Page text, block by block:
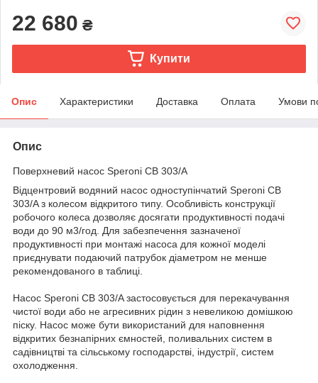
22 680 ₴
Купити
Опис Характеристики Доставка Оплата Умови
Опис
Поверхневий насос Speroni CB 303/A
Відцентровий водяний насос одноступінчатий Speroni CB
303/A з колесом відкритого типу. Особливість конструкції
робочого колеса дозволяє досягати продуктивності подачі
води до 90 м3/год. Для забезпечення зазначеної
продуктивності при монтажі насоса для кожної моделі
приєднувати подаючий патрубок діаметром не менше
рекомендованого в таблиці.
Насос Speroni CB 303/A застосовується для перекачування
чистої води або не агресивних рідин з невеликою домішкою
піску. Насос може бути використаний для наповнення
відкритих безнапірних ємностей, поливальних систем в
садівництві та сільському господарстві, індустрії, систем
охолодження.